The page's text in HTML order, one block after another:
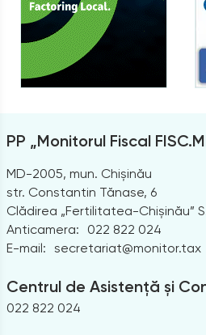
PP „Monitorul Fiscal
MD-2005, mun. Chișinău
str. Constantin Tănase, 6
Clădirea „Fertilitatea-Chișinău”
Anticamera:
022 822 024
E-mail: secretariat@monitor.tax
Centrul de Asistență și
022 822 024